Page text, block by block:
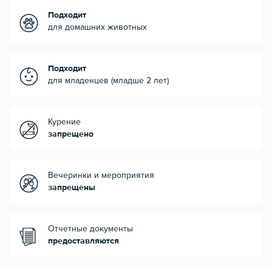
Подходит
для домашних животных
Подходит
для младенцев (младше 2 лет)
Курение
запрещено
Вечеринки и мероприятия
запрещены
Отчетные документы
предоставляются